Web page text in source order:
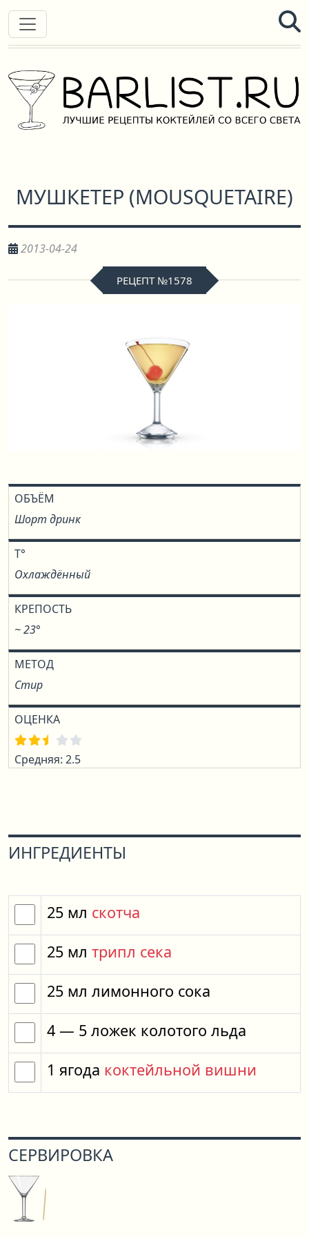
МУШКЕТЕР (MOUSQUETAIRE)
2013-04-24
РЕЦЕПТ №1578
ОБЪЁМ
Шорт дринк
T°
Охлаждённый
КРЕПОСТЬ
~ 23°
МЕТОД
Стир
ОЦЕНКА
Средняя: 2.5
ИНГРЕДИЕНТЫ
25 мл скотча
25 мл трипл сека
25 мл лимонного сока
4 — 5 ложек колотого льда
1 ягода коктейльной вишни
СЕРВИРОВКА